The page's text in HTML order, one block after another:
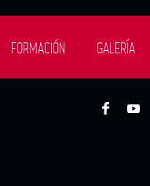
FORMACIÓN GALERÍA